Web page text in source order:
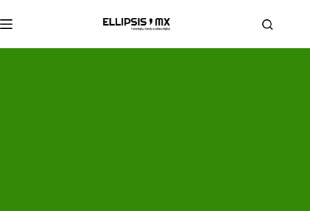
al
contenido